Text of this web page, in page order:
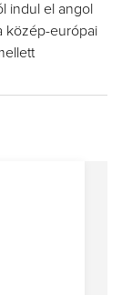
indul el angol
közép-európai